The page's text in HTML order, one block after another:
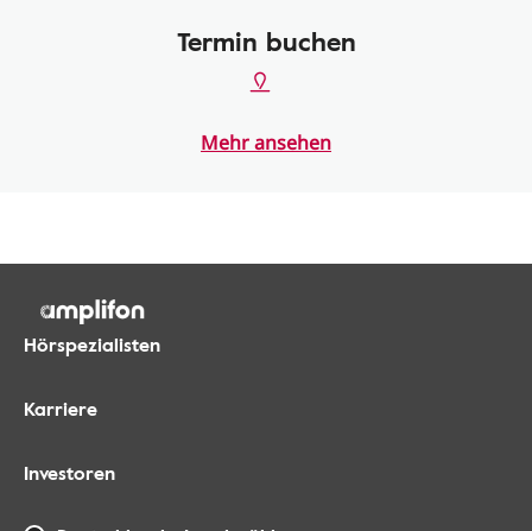
Termin buchen
Mehr ansehen
Hörspezialisten
Karriere
Investoren